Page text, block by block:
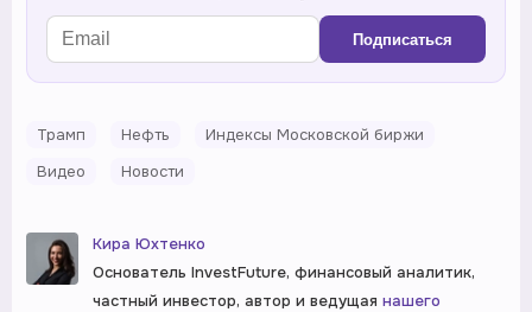
Подписаться
Трамп Нефть
Индексы Московской биржи
Видео
Новости
Кира Юхтенко
Основатель InvestFuture, финансовый аналитик,
частный инвестор, автор и ведущая нашего